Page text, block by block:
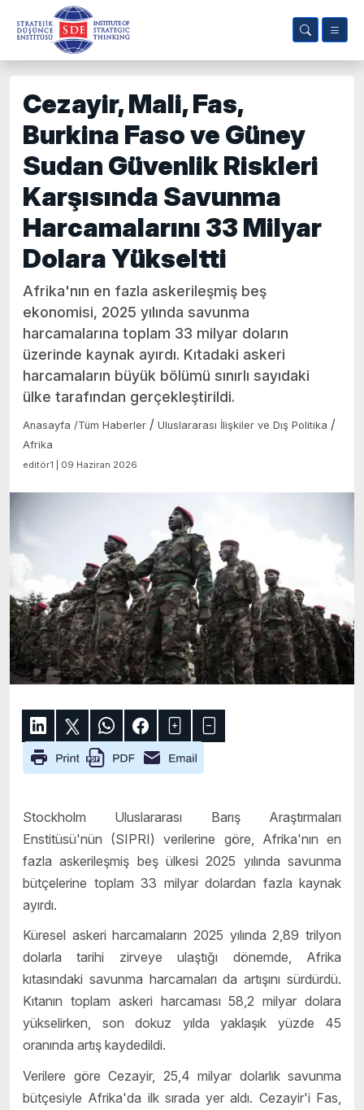
Cezayir, Mali, Fas,
Burkina Faso ve Güney
Sudan Güvenlik Riskleri
Karşısında Savunma
Harcamalarını 33 Milyar
Dolara Yükseltti
Afrika'nın en fazla askerileşmiş beş
ekonomisi, 2025 yılında savunma
harcamalarına toplam 33 milyar doların
üzerinde kaynak ayırdı. Kıtadaki askeri
harcamaların büyük bölümü sınırlı sayıdaki
ülke tarafından gerçekleştirildi.
Anasayfa /Tüm Haberler / Uluslararası İlişkiler ve Dış Politika /
Afrika
editör1 | 09 Haziran 2026
Stockholm Uluslararası Barış Araştırmaları
Enstitüsü'nün (SIPRI) verilerine göre, Afrika'nın en
fazla askerileşmiş beş ülkesi 2025 yılında savunma
bütçelerine toplam 33 milyar dolardan fazla kaynak
ayırdı.
Küresel askeri harcamaların 2025 yılında 2,89 trilyon
dolarla tarihi zirveye ulaştığı dönemde, Afrika
kıtasındaki savunma harcamaları da artışını sürdürdü.
Kıtanın toplam askeri harcaması 58,2 milyar dolara
yükselirken, son dokuz yılda yaklaşık yüzde 45
oranında artış kaydedildi.
Verilere göre Cezayir, 25,4 milyar dolarlık savunma
bütçesiyle Afrika'da ilk sırada yer aldı. Cezayir'i Fas,